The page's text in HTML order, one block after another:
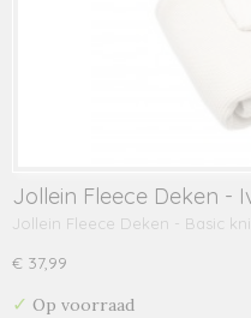
Jollein Fleece Deken -
Jollein Fleece Deken - Basic
€ 37,99
✓ Op voorraad